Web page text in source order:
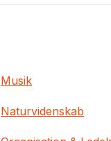
Musik
Naturvidenskab